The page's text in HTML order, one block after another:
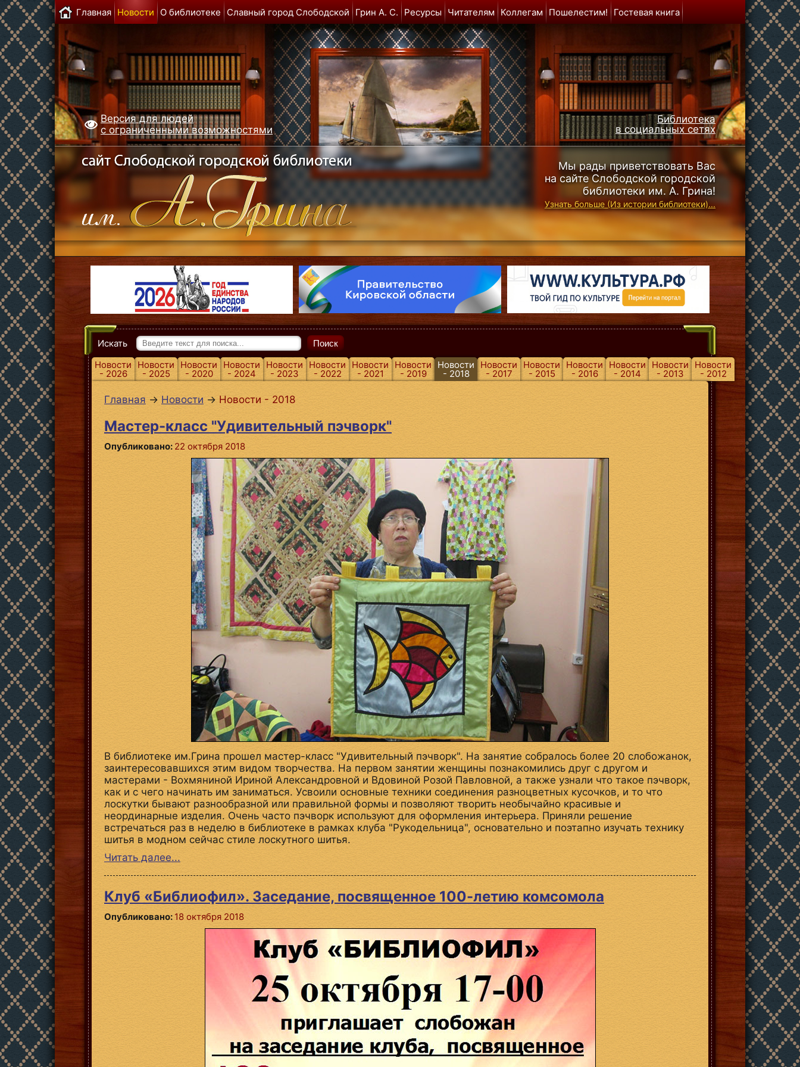
Главная Новости О библиотеке Славный город Слободской Грин А. С. Ресурсы Читателям Коллегам Пошелестим! Гостевая книга
Версия для людей
с ограниченными возможностями
Библиотека
в социальных сетях
Мы рады приветствовать Вас
на сайте Слободской городской
библиотеки им. А. Грина!
Узнать больше (Из истории библиотеки)...
Искать Поиск
Новости
- 2026
Новости
- 2025
Новости
- 2020
Новости
- 2024
Новости
- 2023
Новости
- 2022
Новости
- 2021
Новости
- 2019
Новости
- 2018
Новости
- 2017
Новости
- 2015
Новости
- 2016
Новости
- 2014
Новости
- 2013
Новости
- 2012
Главная → Новости → Новости - 2018
Мастер-класс "Удивительный пэчворк"
Опубликовано: 22 октября 2018
В библиотеке им.Грина прошел мастер-класс "Удивительный пэчворк". На занятие собралось более 20 слобожанок,
заинтересовавшихся этим видом творчества. На первом занятии женщины познакомились друг с другом и
мастерами - Вохмяниной Ириной Александровной и Вдовиной Розой Павловной, а также узнали что такое пэчворк,
как и с чего начинать им заниматься. Усвоили основные техники соединения разноцветных кусочков, и то что
лоскутки бывают разнообразной или правильной формы и позволяют творить необычайно красивые и
неординарные изделия. Очень часто пэчворк используют для оформления интерьера. Приняли решение
встречаться раз в неделю в библиотеке в рамках клуба "Рукодельница", основательно и поэтапно изучать технику
шитья в модном сейчас стиле лоскутного шитья.
Читать далее...
Клуб «Библиофил». Заседание, посвященное 100-летию комсомола
Опубликовано: 18 октября 2018